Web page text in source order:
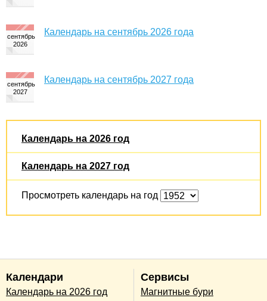
Календарь на сентябрь 2026 года
Календарь на сентябрь 2027 года
Календарь на 2026 год
Календарь на 2027 год
Просмотреть календарь на год
Календари
Календарь на 2026 год
Сервисы
Магнитные бури